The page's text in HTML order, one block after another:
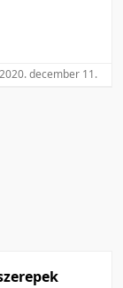
2020. december 11.